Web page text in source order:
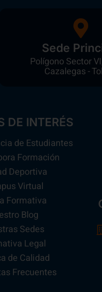
Sede
Polígono Sector
Cazalegas -
DE INTERÉS
de Estudiantes
Formación
Deportiva
Virtual
Formativa
Blog
Sedes
Legal
de Calidad
Frecuentes